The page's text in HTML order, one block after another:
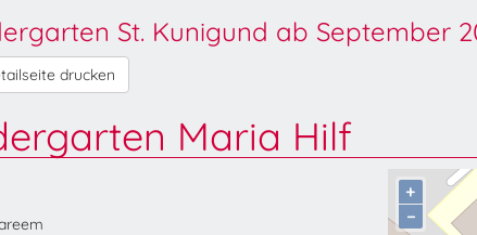
St. Kunigund ab September
drucken
Maria Hilf
+
−